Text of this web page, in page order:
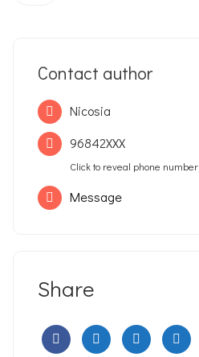
Contact author
Nicosia
96842XXX
Click to reveal phone number
Message
Share